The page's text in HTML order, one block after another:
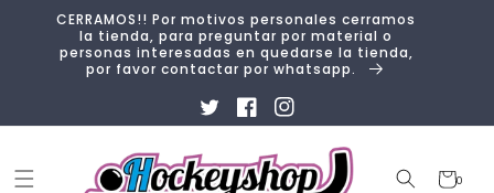
directamente
al contenido
CERRAMOS!! Por motivos personales cerramos
la tienda, para preguntar por material o
personas interesadas en quedarse la tienda,
por favor contactar por whatsapp.
TwitterFacebookInstagram
Carrito
0
0
artículos